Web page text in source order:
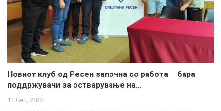
Новиот клуб од Ресен започна со работа – бара
поддржувачи за остварување на…
11 Сеп, 2025